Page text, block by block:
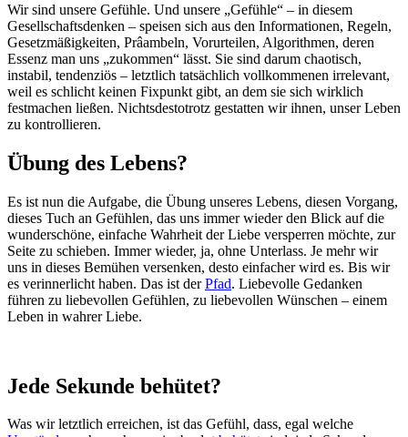
Wir sind unsere Gefühle. Und unsere „Gefühle“ – in diesem
Gesellschaftsdenken – speisen sich aus den Informationen, Regeln,
Gesetzmäßigkeiten, Prâambeln, Vorurteilen, Algorithmen, deren
Essenz man uns „zukommen“ lässt. Sie sind darum chaotisch,
instabil, tendenziös – letztlich tatsächlich vollkommenen irrelevant,
weil es schlicht keinen Fixpunkt gibt, an dem sie sich wirklich
festmachen ließen. Nichtsdestotrotz gestatten wir ihnen, unser Leben
zu kontrollieren.
Übung des Lebens?
Es ist nun die Aufgabe, die Übung unseres Lebens, diesen Vorgang,
dieses Tuch an Gefühlen, das uns immer wieder den Blick auf die
wunderschöne, einfache Wahrheit der Liebe versperren möchte, zur
Seite zu schieben. Immer wieder, ja, ohne Unterlass. Je mehr wir
uns in dieses Bemühen versenken, desto einfacher wird es. Bis wir
es verinnerlicht haben. Das ist derPfad. Liebevolle Gedanken
führen zu liebevollen Gefühlen, zu liebevollen Wünschen – einem
Leben in wahrer Liebe.
Jede Sekunde behütet?
Was wir letztlich erreichen, ist das Gefühl, dass, egal welche